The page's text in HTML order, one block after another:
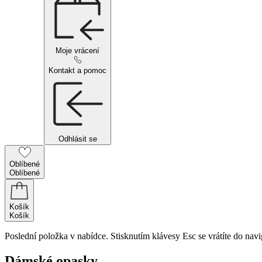
Moje vrácení
Kontakt a pomoc
Odhlásit se
Oblíbené
Oblíbené
Košík
Košík
Poslední položka v nabídce. Stisknutím klávesy Esc se vrátíte do